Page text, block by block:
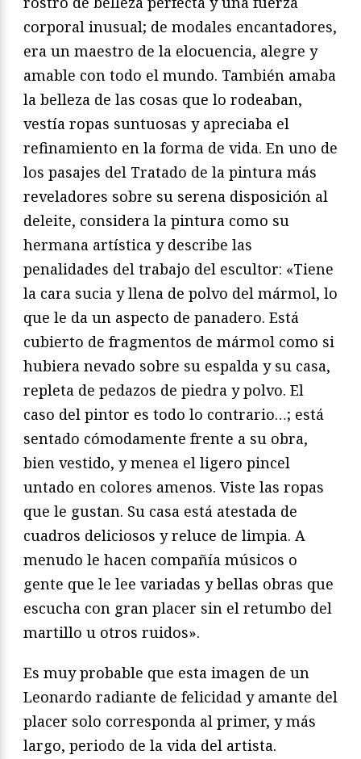
corporal inusual; de modales encantadores,
era un maestro de la elocuencia, alegre y
amable con todo el mundo. También amaba
la belleza de las cosas que lo rodeaban,
vestía ropas suntuosas y apreciaba el
refinamiento en la forma de vida. En uno de
los pasajes del Tratado de la pintura más
reveladores sobre su serena disposición al
deleite, considera la pintura como su
hermana artística y describe las
penalidades del trabajo del escultor: «Tiene
la cara sucia y llena de polvo del mármol, lo
que le da un aspecto de panadero. Está
cubierto de fragmentos de mármol como si
hubiera nevado sobre su espalda y su casa,
repleta de pedazos de piedra y polvo. El
caso del pintor es todo lo contrario…; está
sentado cómodamente frente a su obra,
bien vestido, y menea el ligero pincel
untado en colores amenos. Viste las ropas
que le gustan. Su casa está atestada de
cuadros deliciosos y reluce de limpia. A
menudo le hacen compañía músicos o
gente que le lee variadas y bellas obras que
escucha con gran placer sin el retumbo del
martillo u otros ruidos».
Es muy probable que esta imagen de un
Leonardo radiante de felicidad y amante del
placer solo corresponda al primer, y más
largo, periodo de la vida del artista.